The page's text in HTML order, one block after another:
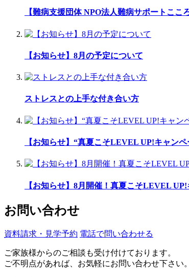
【難病支援団体 NPO法人難病サポートこ
【お知らせ】8月の予定について
ストレスとの上手な付き合い方
【お知らせ】“真夏こそLEVEL UP!キャンペ
【お知らせ】8月開催！真夏こそLEVEL
お問い合わせ
資料請求・見学予約 電話で問い合わせる
ご家族様からのご相談も受け付けております。
ご不明点があれば、お気軽にお問い合わせ下さい。